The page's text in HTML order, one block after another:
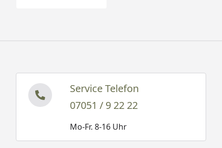
Service Telefon
07051 / 9 22 22
Mo-Fr. 8-16 Uhr